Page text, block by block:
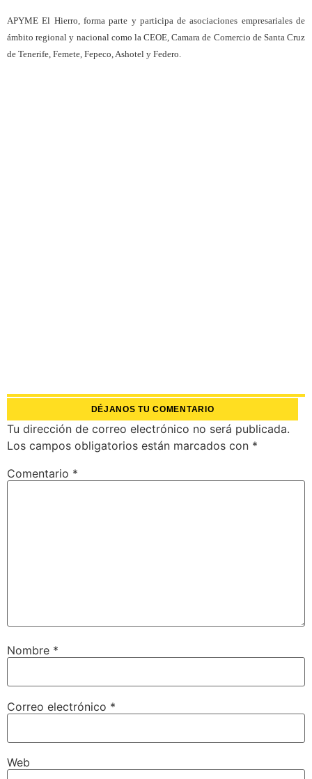
APYME El Hierro, forma parte y participa de asociaciones empresariales de
ámbito regional y nacional como la CEOE, Camara de Comercio de Santa Cruz
de Tenerife, Femete, Fepeco, Ashotel y Federo.
DÉJANOS TU COMENTARIO
Tu dirección de correo electrónico no será publicada.
Los campos obligatorios están marcados con *
Comentario *
Nombre *
Correo electrónico *
Web